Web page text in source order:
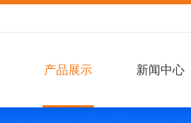
产品展示 新闻中心